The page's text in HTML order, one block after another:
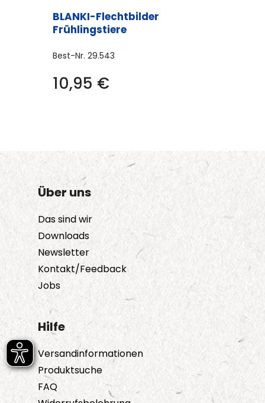
BLANKI-Flechtbilder
Frühlingstiere
Best-Nr. 29.543
10,95 €
Über uns
Das sind wir
Downloads
Newsletter
Kontakt/Feedback
Jobs
Hilfe
Versandinformationen
Produktsuche
FAQ